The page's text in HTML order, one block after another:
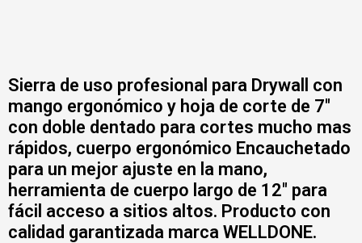
Sierra de uso profesional para Drywall con
mango ergonómico y hoja de corte de 7″
con doble dentado para cortes mucho mas
rápidos, cuerpo ergonómico Encauchetado
para un mejor ajuste en la mano,
herramienta de cuerpo largo de 12″ para
fácil acceso a sitios altos. Producto con
calidad garantizada marca WELLDONE.